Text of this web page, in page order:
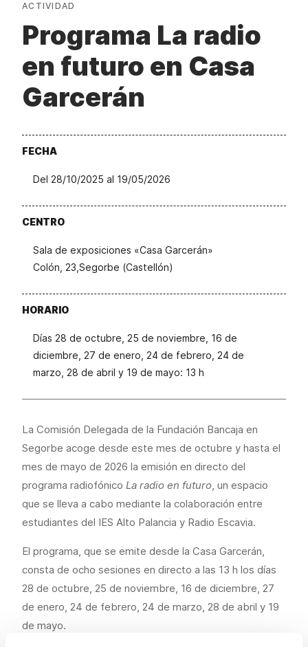
ACTIVIDAD
Programa La radio
en futuro en Casa
Garcerán
FECHA
Del 28/10/2025 al 19/05/2026
CENTRO
Sala de exposiciones «Casa Garcerán»
Colón, 23,Segorbe (Castellón)
HORARIO
Días 28 de octubre, 25 de noviembre, 16 de
diciembre, 27 de enero, 24 de febrero, 24 de
marzo, 28 de abril y 19 de mayo: 13 h
La Comisión Delegada de la Fundación Bancaja en
Segorbe acoge desde este mes de octubre y hasta el
mes de mayo de 2026 la emisión en directo del
programa radiofónico La radio en futuro, un espacio
que se lleva a cabo mediante la colaboración entre
estudiantes del IES Alto Palancia y Radio Escavia.
El programa, que se emite desde la Casa Garcerán,
consta de ocho sesiones en directo a las 13 h los días
28 de octubre, 25 de noviembre, 16 de diciembre, 27
de enero, 24 de febrero, 24 de marzo, 28 de abril y 19
de mayo.